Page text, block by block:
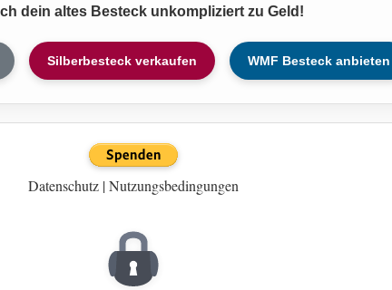
dein altes Besteck unkompliziert zu Geld!
Silberbesteck verkaufen WMF Besteck anbieten
Datenschutz |Nutzungsbedingungen